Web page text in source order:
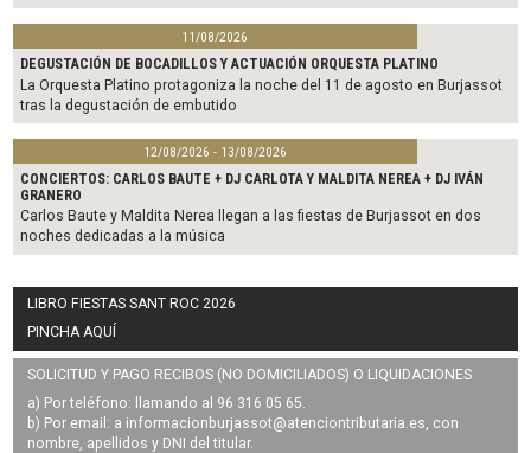
11/08/2026
DEGUSTACIÓN DE BOCADILLOS Y ACTUACIÓN ORQUESTA PLATINO
La Orquesta Platino protagoniza la noche del 11 de agosto en Burjassot
tras la degustación de embutido
12/08/2026 - 13/08/2026
CONCIERTOS: CARLOS BAUTE + DJ CARLOTA Y MALDITA NEREA + DJ IVÁN
GRANERO
Carlos Baute y Maldita Nerea llegan a las fiestas de Burjassot en dos
noches dedicadas a la música
LIBRO FIESTAS SANT ROC 2026
PINCHA AQUÍ
SOLICITUD Y PAGO RECIBOS (NO DOMICILIADOS) O LIQUIDACIONES
a) Por teléfono: llamando al 96 316 05 65.
b) Por email: a informacionburjassot@atenciontributaria.es, con
nombre, apellidos y DNI del titular.